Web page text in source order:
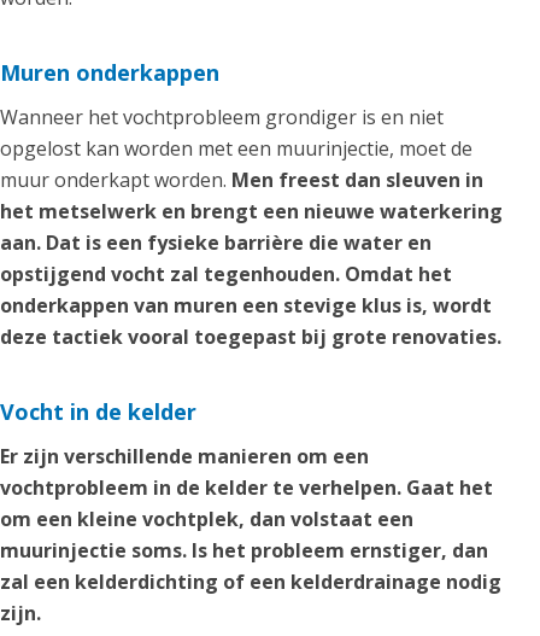
Muren onderkappen
Wanneer het vochtprobleem grondiger is en niet
opgelost kan worden met een muurinjectie, moet de
muur onderkapt worden. Men freest dan sleuven in
het metselwerk en brengt een nieuwe waterkering
aan. Dat is een fysieke barrière die water en
opstijgend vocht zal tegenhouden. Omdat het
onderkappen van muren een stevige klus is, wordt
deze tactiek vooral toegepast bij grote renovaties.
Vocht in de kelder
Er zijn verschillende manieren om een
vochtprobleem in de kelder te verhelpen. Gaat het
om een kleine vochtplek, dan volstaat een
muurinjectie soms. Is het probleem ernstiger, dan
zal een kelderdichting of een kelderdrainage nodig
zijn.